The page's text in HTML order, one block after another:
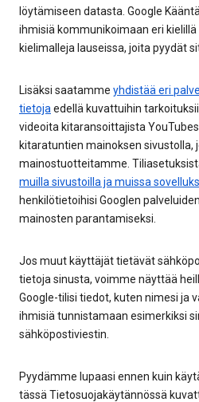
löytämiseen datasta. Google
ihmisiä kommunikoimaan eri
kielimalleja lauseissa, joita pyydät
Lisäksi saatamme yhdistää eri
tietoja edellä kuvattuihin
videoita kitaransoittajista
kitaratuntien mainoksen sivustolla,
mainostuotteitamme.
muilla sivustoilla ja muissa
henkilötietoihisi Googlen
mainosten parantamiseksi.
Jos muut käyttäjät tietävät
tietoja sinusta, voimme näyttää
Google-tilisi tiedot, kuten nimesi ja
ihmisiä tunnistamaan esimerkiksi
sähköpostiviestin.
Pyydämme lupaasi ennen kuin
tässä Tietosuojakäytännössä